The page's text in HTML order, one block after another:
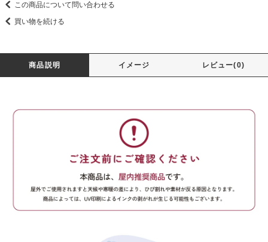
この商品について問い合わせる
買い物を続ける
商品説明 イメージ レビュー(0)